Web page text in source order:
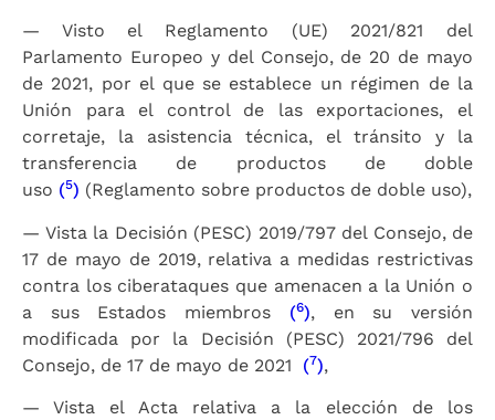
— Visto el Reglamento (UE) 2021/821 del
Parlamento Europeo y del Consejo, de 20 de mayo
de 2021, por el que se establece un régimen de la
Unión para el control de las exportaciones, el
corretaje, la asistencia técnica, el tránsito y la
transferencia de productos de doble
uso (5) (Reglamento sobre productos de doble uso),
— Vista la Decisión (PESC) 2019/797 del Consejo, de
17 de mayo de 2019, relativa a medidas restrictivas
contra los ciberataques que amenacen a la Unión o
a sus Estados miembros (6), en su versión
modificada por la Decisión (PESC) 2021/796 del
Consejo, de 17 de mayo de 2021 (7),
— Vista el Acta relativa a la elección de los